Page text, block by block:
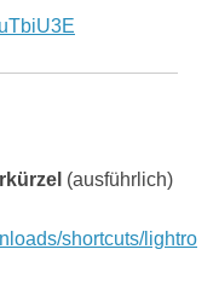
(ausführlich)
shortcuts/lightro